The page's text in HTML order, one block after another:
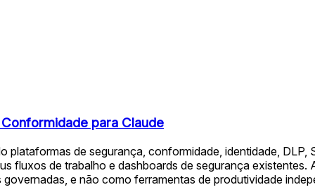
para Claude
de segurança, conformidade, identidade,
fluxos de trabalho e dashboards de segurança
e não como ferramentas de produtividade